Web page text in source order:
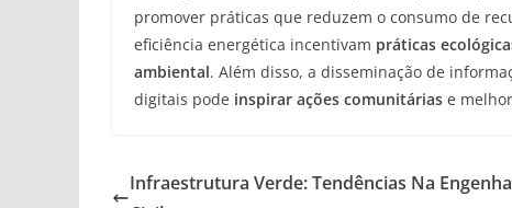
promover práticas que reduzem o consumo de
eficiência energética incentivam práticas
ambiental. Além disso, a disseminação de
digitais pode inspirar ações comunitárias e
Infraestrutura Verde: Tendências Na